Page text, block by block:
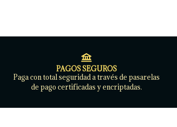
PAGOS SEGUROS
Paga con total seguridad a través de pasarelas
de pago certificadas y encriptadas.